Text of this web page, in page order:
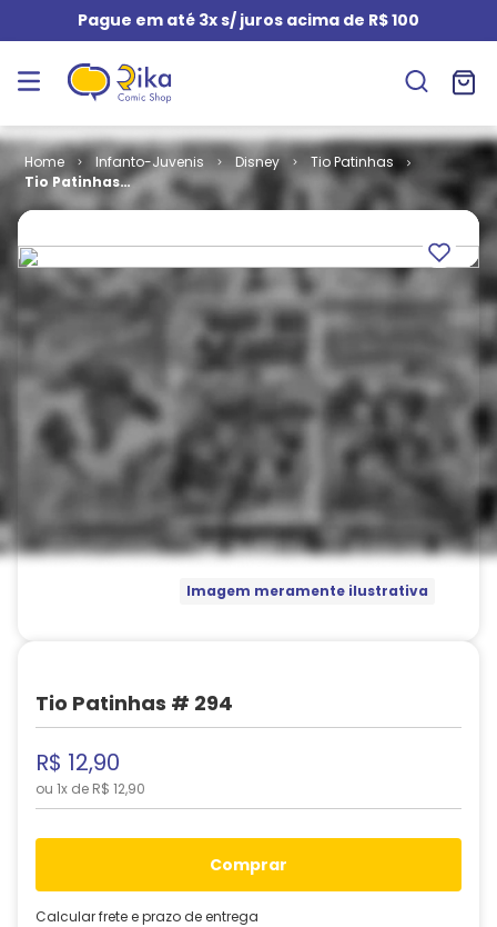
Pague em até 3x s/ juros acima de R$ 100
Infanto-Juvenis Disney
Tio Patinhas
Tio Patinhas
# 294
Imagem meramente ilustrativa
Tio Patinhas # 294
R$ 12,90
ou 1x de R$ 12,90
comprar
Calcular frete e prazo de entrega